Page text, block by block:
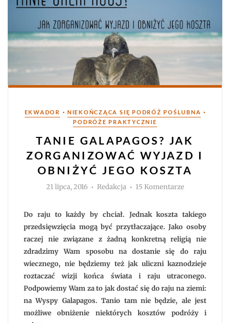
Kategorie
EKWADOR • NIEKOŃCZĄCA SIĘ PODRÓŻ POŚLUBNA •
PODRÓŻE PRAKTYCZNIE
TANIE GALAPAGOS? JAK
ZORGANIZOWAĆ WYJAZD I
OBNIŻYĆ JEGO KOSZTA
21 lipca, 2016 Autor
Redakcja 15 Komentarzedo
zorganizować
wyjazd
obniżyć
jego
koszta
Do raju to każdy by chciał. Jednak koszta takiego
przedsięwzięcia mogą być przytłaczające. Jako osoby
raczej nie związane z żadną konkretną religią nie
zdradzimy Wam sposobu na dostanie się do raju
wiecznego, nie będziemy też jak uliczni kaznodzieje
roztaczać wizji końca świata i raju utraconego.
Podpowiemy Wam za to jak dostać się do raju na ziemi:
na Wyspy Galapagos. Tanio tam nie będzie, ale jest
możliwe obniżenie niektórych kosztów podróży i